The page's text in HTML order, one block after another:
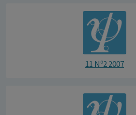
11 Nº2 2007